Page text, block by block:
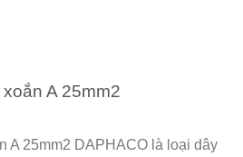
A 25mm2
A 25mm2 DAPHACO là loại dây